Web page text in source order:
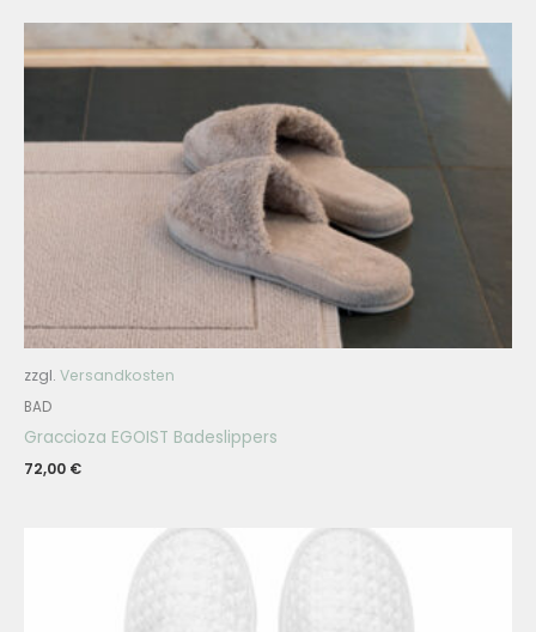
zzgl. Versandkosten
BAD
Graccioza EGOIST Badeslippers
72,00 €